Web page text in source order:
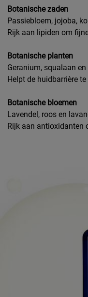
Botanische zaden
Passiebloem, jojoba,
Rijk aan lipiden om
Botanische planten
Geranium, squalaan
Helpt de huidbarrière
Botanische bloemen
Lavendel, roos en
Rijk aan antioxidanten